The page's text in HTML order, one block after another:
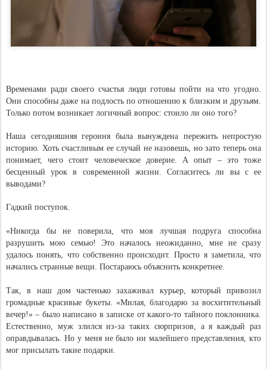
Временами ради своего счастья люди готовы пойти на что угодно.
Они способны даже на подлость по отношению к близким и друзьям.
Только потом возникает логичный вопрос: стоило ли оно того?
Наша сегодняшняя героиня была вынуждена пережить непростую
историю. Хоть счастливым ее случай не назовешь, но зато теперь она
понимает, чего стоит человеческое доверие. А опыт – это тоже
бесценный урок в современной жизни. Согласитесь ли вы с ее
выводами?
Гадкий поступок.
«Никогда бы не поверила, что моя лучшая подруга способна
разрушить мою семью! Это началось неожиданно, мне не сразу
удалось понять, что собственно происходит. Просто я заметила, что
начались странные вещи. Постараюсь объяснить конкретнее.
Так, в наш дом частенько захаживал курьер, который привозил
громадные красивые букеты. «Милая, благодарю за восхитительный
вечер!» – было написано в записке от какого-то тайного поклонника.
Естественно, муж злился из-за таких сюрпризов, а я каждый раз
оправдывалась. Но у меня не было ни малейшего представления, кто
мог присылать такие подарки.